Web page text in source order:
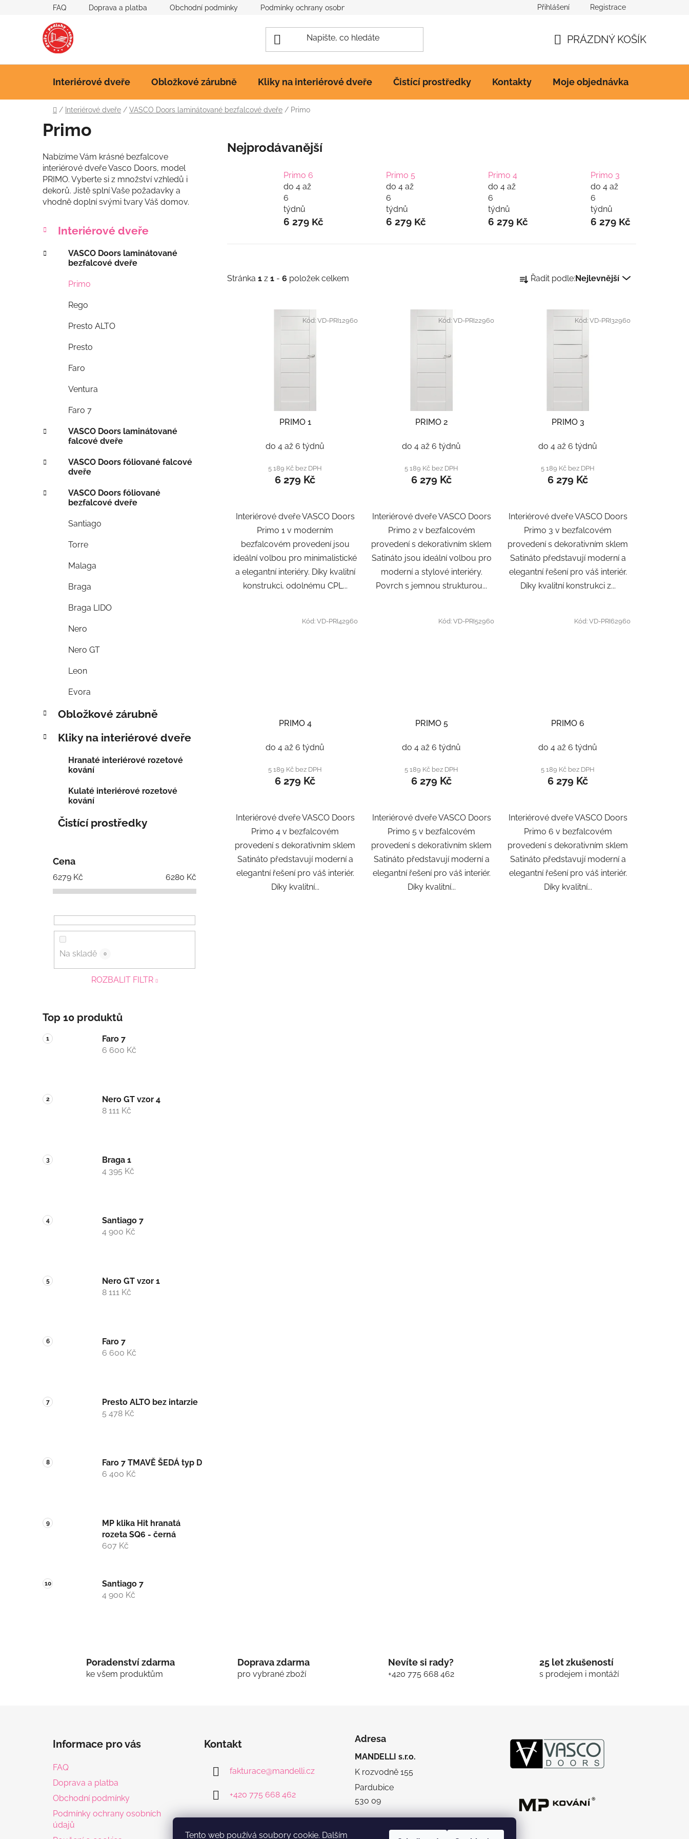
Tento web používá soubory cookie. Dalším
FAQ Doprava a platba Obchodní podmínky Podmínky ochrany osobních údajů Přihlášení Registrace
KOŠÍK
PRÁZDNÝ KOŠÍK
Interiérové dveře Obložkové zárubně Kliky na interiérové dveře Čistící prostředky Kontakty Moje objednávka
Domů
/ Interiérové dveře / VASCO Doors laminátované bezfalcové dveře / Primo
Primo
Nabízíme Vám krásné bezfalcove
interiérové dveře Vasco Doors, model
PRIMO. Vyberte si z množství vzhledů i
dekorů. Jistě splní Vaše požadavky a
vhodně doplní svými tvary Váš domov.
P
s
kategorie
a
e
Interiérové dveře
VASCO Doors laminátované
bezfalcové dveře
Primo
Rego
Presto ALTO
Presto
Faro
Ventura
Faro 7
VASCO Doors laminátované
falcové dveře
VASCO Doors fóliované falcové
dveře
VASCO Doors fóliované
bezfalcové dveře
Santiago
Torre
Malaga
Braga
Braga LIDO
Nero
Nero GT
Leon
Evora
Obložkové zárubně
Kliky na interiérové dveře
Hranaté interiérové rozetové
kování
Kulaté interiérové rozetové
kování
Čistící prostředky
Cena
6279 Kč 6280 Kč
Na skladě 0
ROZBALIT FILTR
Top 10 produktů
Faro 7
6 600 Kč
Nero GT vzor 4
8 111 Kč
Braga 1
4 395 Kč
Santiago 7
4 900 Kč
Nero GT vzor 1
8 111 Kč
Faro 7
6 600 Kč
Presto ALTO bez intarzie
5 478 Kč
Faro 7 TMAVĚ ŠEDÁ typ D
6 400 Kč
MP klika Hit hranatá
rozeta SQ6 - černá
607 Kč
Santiago 7
4 900 Kč
Nejprodávanější
Primo 6
do 4 až
6
týdnů
6 279 Kč
Primo 5
do 4 až
6
týdnů
6 279 Kč
Primo 4
do 4 až
6
týdnů
6 279 Kč
Primo 3
do 4 až
6
týdnů
6 279 Kč
Stránka 1 z 1 - 6 položek celkem
a Řadit podle:Nejlevnější
PRIMO 1
do 4 až 6 týdnů
5 189 Kč bez DPH
6 279 Kč
Interiérové dveře VASCO Doors
Primo 1 v moderním
bezfalcovém provedení jsou
ideální volbou pro minimalistické
a elegantní interiéry. Díky kvalitní
konstrukci, odolnému CPL...
Kód:VD-PRI12960
PRIMO 2
do 4 až 6 týdnů
5 189 Kč bez DPH
6 279 Kč
Interiérové dveře VASCO Doors
Primo 2 v bezfalcovém
provedení s dekorativním sklem
Satináto jsou ideální volbou pro
moderní a stylové interiéry.
Povrch s jemnou strukturou...
Kód:VD-PRI22960
PRIMO 3
do 4 až 6 týdnů
5 189 Kč bez DPH
6 279 Kč
Interiérové dveře VASCO Doors
Primo 3 v bezfalcovém
provedení s dekorativním sklem
Satináto představují moderní a
elegantní řešení pro váš interiér.
Díky kvalitní konstrukci z...
Kód:VD-PRI32960
PRIMO 4
do 4 až 6 týdnů
5 189 Kč bez DPH
6 279 Kč
Interiérové dveře VASCO Doors
Primo 4 v bezfalcovém
provedení s dekorativním sklem
Satináto představují moderní a
elegantní řešení pro váš interiér.
Díky kvalitní...
Kód:VD-PRI42960
PRIMO 5
do 4 až 6 týdnů
5 189 Kč bez DPH
6 279 Kč
Interiérové dveře VASCO Doors
Primo 5 v bezfalcovém
provedení s dekorativním sklem
Satináto představují moderní a
elegantní řešení pro váš interiér.
Díky kvalitní...
Kód:VD-PRI52960
PRIMO 6
do 4 až 6 týdnů
5 189 Kč bez DPH
6 279 Kč
Interiérové dveře VASCO Doors
Primo 6 v bezfalcovém
provedení s dekorativním sklem
Satináto představují moderní a
elegantní řešení pro váš interiér.
Díky kvalitní...
Kód:VD-PRI62960
Poradenství zdarma
ke všem produktům
Doprava zdarma
pro vybrané zboží
Nevíte si rady?
+420 775 668 462
25 let zkušeností
s prodejem i montáží
Informace pro vás
FAQ
Doprava a platba
Obchodní podmínky
Podmínky ochrany osobních
údajů
Kontakt
fakturace@mandelli.cz
+420 775 668 462
Adresa
MANDELLI s.r.o.
K rozvodně 155
Pardubice
530 09